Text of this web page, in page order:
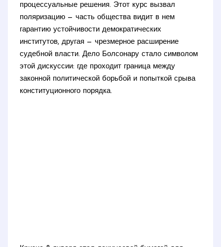
процессуальные решения. Этот курс вызвал
поляризацию — часть общества видит в нем
гарантию устойчивости демократических
институтов, другая — чрезмерное расширение
судебной власти. Дело Болсонару стало символом
этой дискуссии: где проходит граница между
законной политической борьбой и попыткой срыва
конституционного порядка.